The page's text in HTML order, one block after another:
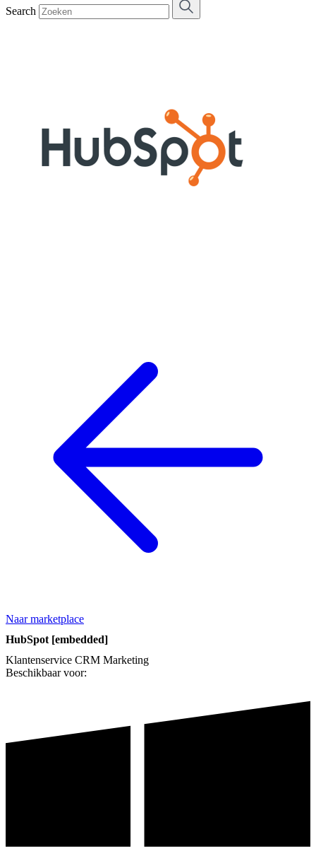
Search
Naar marketplace
HubSpot [embedded]
Klantenservice CRM Marketing
Beschikbaar voor: